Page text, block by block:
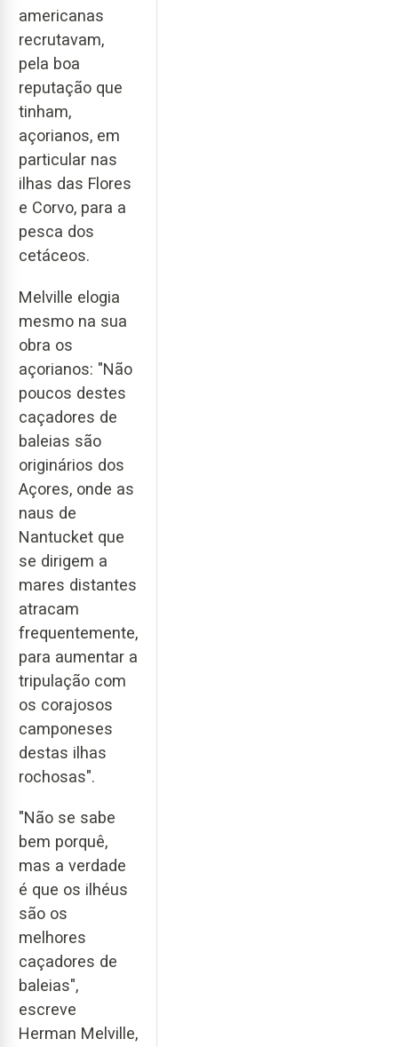
americanas
recrutavam,
pela boa
reputação que
tinham,
açorianos, em
particular nas
ilhas das Flores
e Corvo, para a
pesca dos
cetáceos.
Melville elogia
mesmo na sua
obra os
açorianos: "Não
poucos destes
caçadores de
baleias são
originários dos
Açores, onde as
naus de
Nantucket que
se dirigem a
mares distantes
atracam
frequentemente,
para aumentar a
tripulação com
os corajosos
camponeses
destas ilhas
rochosas".
"Não se sabe
bem porquê,
mas a verdade
é que os ilhéus
são os
melhores
caçadores de
baleias",
escreve
Herman Melville,